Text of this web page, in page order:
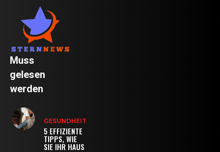
Muss
gelesen
werden
GESUNDHEIT
5 EFFIZIENTE
TIPPS, WIE
SIE IHR HAUS